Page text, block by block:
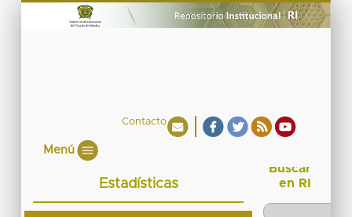
Contacto
Menú
Estadísticas
Buscar
en RI